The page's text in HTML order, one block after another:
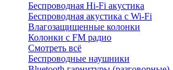
Беспроводная Hi-Fi акустика
Беспроводная акустика с Wi-Fi
Влагозащищенные колонки
Колонки с FM радио
Смотреть всё
Беспроводные наушники